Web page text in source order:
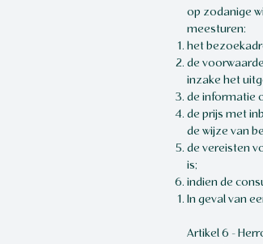
op zodanige
meesturen:
het
de
inzake het
de informatie
de prijs met
de wijze van
de vereisten
is;
indien de
In geval van
Artikel 6 -